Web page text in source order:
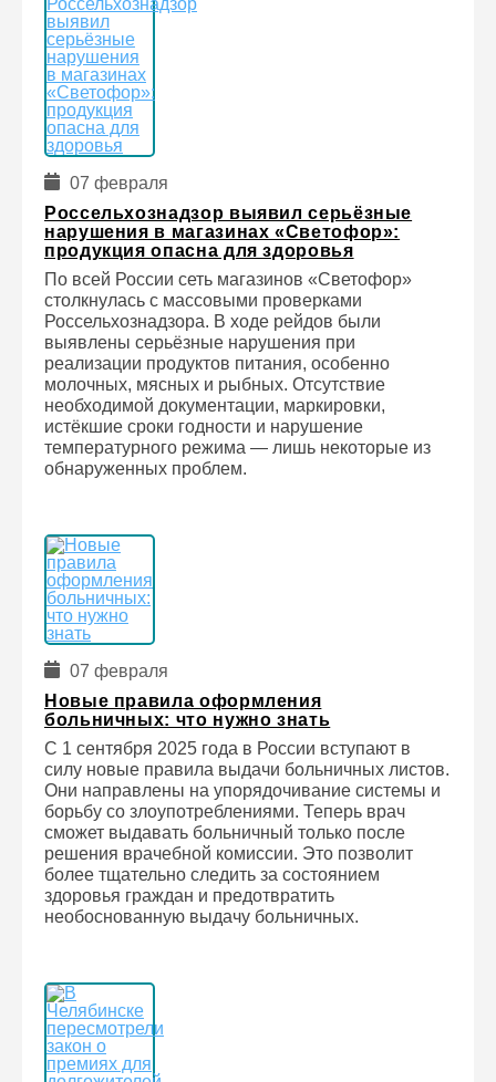
07 февраля
Россельхознадзор выявил серьёзные
нарушения в магазинах «Светофор»:
продукция опасна для здоровья
По всей России сеть магазинов «Светофор»
столкнулась с массовыми проверками
Россельхознадзора. В ходе рейдов были
выявлены серьёзные нарушения при
реализации продуктов питания, особенно
молочных, мясных и рыбных. Отсутствие
необходимой документации, маркировки,
истёкшие сроки годности и нарушение
температурного режима — лишь некоторые из
обнаруженных проблем.
07 февраля
Новые правила оформления
больничных: что нужно знать
С 1 сентября 2025 года в России вступают в
силу новые правила выдачи больничных листов.
Они направлены на упорядочивание системы и
борьбу со злоупотреблениями. Теперь врач
сможет выдавать больничный только после
решения врачебной комиссии. Это позволит
более тщательно следить за состоянием
здоровья граждан и предотвратить
необоснованную выдачу больничных.